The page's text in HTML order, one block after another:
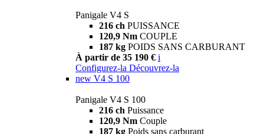
Panigale V4 S
216 ch PUISSANCE
120,9 Nm COUPLE
187 kg POIDS SANS CARBURANT
À partir de 35 190 € i
Configurez-la Découvrez-la
new V4 S 100
Panigale V4 S 100
216 ch Puissance
120,9 Nm Couple
187 kg Poids sans carburant